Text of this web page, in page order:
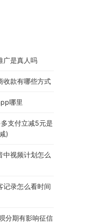
广是真人吗
收款有哪些方式
哪里
支付立减5元是
)
中视频计划怎么
记录怎么看时间
分期有影响征信